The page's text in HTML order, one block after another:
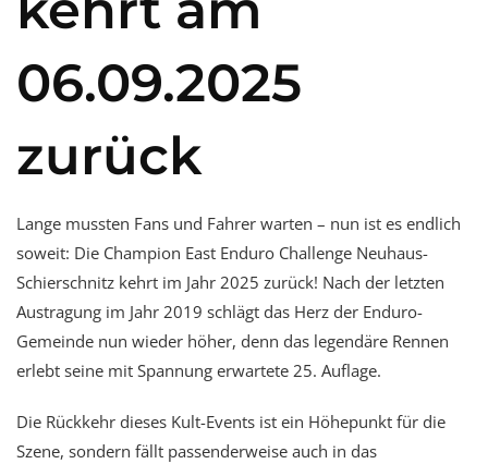
06.09.2025
zurück
Lange mussten Fans und Fahrer warten – nun ist es endlich
soweit: Die Champion East Enduro Challenge Neuhaus-
Schierschnitz kehrt im Jahr 2025 zurück! Nach der letzten
Austragung im Jahr 2019 schlägt das Herz der Enduro-
Gemeinde nun wieder höher, denn das legendäre Rennen
erlebt seine mit Spannung erwartete 25. Auflage.
Die Rückkehr dieses Kult-Events ist ein Höhepunkt für die
Szene, sondern fällt passenderweise auch in das